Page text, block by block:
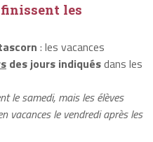
les
: les vacances
des jours indiquésdans les
le samedi, mais les élèves
vacances le vendredi après les